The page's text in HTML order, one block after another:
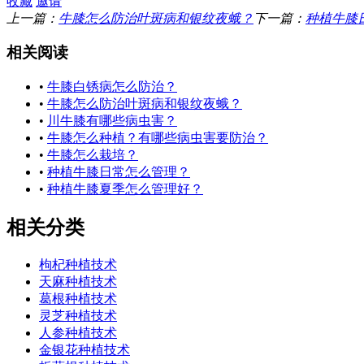
上一篇： 牛膝怎么防治叶斑病和银纹夜蛾？ 下一篇： 种植牛膝
相关阅读
• 牛膝白锈病怎么防治？
• 牛膝怎么防治叶斑病和银纹夜蛾？
• 川牛膝有哪些病虫害？
• 牛膝怎么种植？有哪些病虫害要防治？
• 牛膝怎么栽培？
• 种植牛膝日常怎么管理？
• 种植牛膝夏季怎么管理好？
相关分类
枸杞种植技术
天麻种植技术
葛根种植技术
灵芝种植技术
人参种植技术
金银花种植技术